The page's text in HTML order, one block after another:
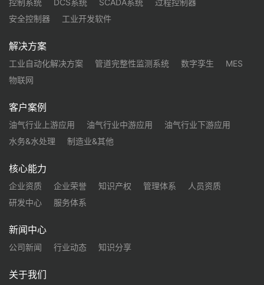
控制系统 DCS系统 SCADA系统
过程控制器
安全控制器
工业开发软件
解决方案
工业自动化解决方案 管道完整性监测系统 数字孪生
MES
物联网
客户案例
油气行业上游应用 油气行业中游应用
油气行业下游应用
水务&水处理
制造业&其他
核心能力
企业资质 企业荣誉 知识产权 管理体系
人员资质
研发中心
服务体系
新闻中心
公司新闻 行业动态 知识分享
关于我们